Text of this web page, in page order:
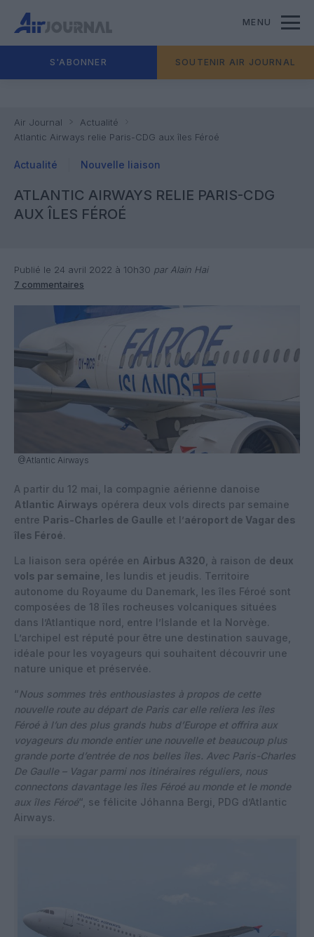
MENU
S'ABONNER SOUTENIR AIR JOURNAL
Air Journal
Actualité
Atlantic Airways relie Paris-CDG aux îles Féroé
Actualité Nouvelle liaison
ATLANTIC AIRWAYS RELIE PARIS-CDG
AUX ÎLES FÉROÉ
Publié le 24 avril 2022 à 10h30 par Alain Hai
7 commentaires
@Atlantic Airways
A partir du 12 mai, la compagnie aérienne danoise
Atlantic Airways opérera deux vols directs par semaine
entre Paris-Charles de Gaulle et l’aéroport de Vagar des
îles Féroé.
La liaison sera opérée en Airbus A320 , à raison de deux
vols par semaine , les lundis et jeudis. Territoire
autonome du Royaume du Danemark, les îles Féroé sont
composées de 18 îles rocheuses volcaniques situées
dans l’Atlantique nord, entre l’Islande et la Norvège.
L’archipel est réputé pour être une destination sauvage,
idéale pour les voyageurs qui souhaitent découvrir une
nature unique et préservée.
“Nous sommes très enthousiastes à propos de cette
nouvelle route au départ de Paris car elle reliera les îles
Féroé à l’un des plus grands hubs d’Europe et offrira aux
voyageurs du monde entier une nouvelle et beaucoup plus
grande porte d’entrée de nos belles îles. Avec Paris-Charles
De Gaulle – Vagar parmi nos itinéraires réguliers, nous
connectons davantage les îles Féroé au monde et le monde
aux îles Féroé“, se félicite Jóhanna Bergi, PDG d’Atlantic
Airways.